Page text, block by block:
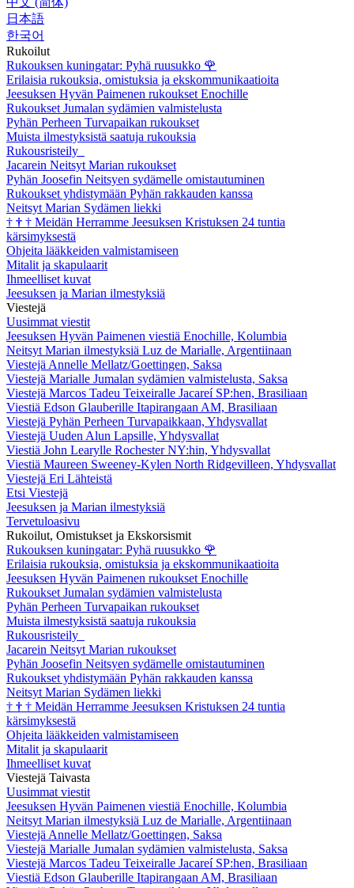
日本語
한국어
Rukoilut
Rukouksen kuningatar: Pyhä ruusukko 🌹
Erilaisia rukouksia, omistuksia ja ekskommunikaatioita
Jeesuksen Hyvän Paimenen rukoukset Enochille
Rukoukset Jumalan sydämien valmistelusta
Pyhän Perheen Turvapaikan rukoukset
Muista ilmestyksistä saatuja rukouksia
Rukousristeily
Jacarein Neitsyt Marian rukoukset
Pyhän Joosefin Neitsyen sydämelle omistautuminen
Rukoukset yhdistymään Pyhän rakkauden kanssa
Neitsyt Marian Sydämen liekki
† † † Meidän Herramme Jeesuksen Kristuksen 24 tuntia
kärsimyksestä
Ohjeita lääkkeiden valmistamiseen
Mitalit ja skapulaarit
Ihmeelliset kuvat
Jeesuksen ja Marian ilmestyksiä
Viestejä
Uusimmat viestit
Jeesuksen Hyvän Paimenen viestiä Enochille, Kolumbia
Neitsyt Marian ilmestyksiä Luz de Marialle, Argentiinaan
Viestejä Annelle Mellatz/Goettingen, Saksa
Viestejä Marialle Jumalan sydämien valmistelusta, Saksa
Viestejä Marcos Tadeu Teixeiralle Jacareí SP:hen, Brasiliaan
Viestiä Edson Glauberille Itapirangaan AM, Brasiliaan
Viestejä Pyhän Perheen Turvapaikkaan, Yhdysvallat
Viestejä Uuden Alun Lapsille, Yhdysvallat
Viestiä John Learylle Rochester NY:hin, Yhdysvallat
Viestiä Maureen Sweeney-Kylen North Ridgevilleen, Yhdysvallat
Viestejä Eri Lähteistä
Etsi Viestejä
Jeesuksen ja Marian ilmestyksiä
Tervetuloasivu
Rukoilut, Omistukset ja Ekskorsismit
Rukouksen kuningatar: Pyhä ruusukko 🌹
Erilaisia rukouksia, omistuksia ja ekskommunikaatioita
Jeesuksen Hyvän Paimenen rukoukset Enochille
Rukoukset Jumalan sydämien valmistelusta
Pyhän Perheen Turvapaikan rukoukset
Muista ilmestyksistä saatuja rukouksia
Rukousristeily
Jacarein Neitsyt Marian rukoukset
Pyhän Joosefin Neitsyen sydämelle omistautuminen
Rukoukset yhdistymään Pyhän rakkauden kanssa
Neitsyt Marian Sydämen liekki
† † † Meidän Herramme Jeesuksen Kristuksen 24 tuntia
kärsimyksestä
Ohjeita lääkkeiden valmistamiseen
Mitalit ja skapulaarit
Ihmeelliset kuvat
Viestejä Taivasta
Uusimmat viestit
Jeesuksen Hyvän Paimenen viestiä Enochille, Kolumbia
Neitsyt Marian ilmestyksiä Luz de Marialle, Argentiinaan
Viestejä Annelle Mellatz/Goettingen, Saksa
Viestejä Marialle Jumalan sydämien valmistelusta, Saksa
Viestejä Marcos Tadeu Teixeiralle Jacareí SP:hen, Brasiliaan
Viestiä Edson Glauberille Itapirangaan AM, Brasiliaan